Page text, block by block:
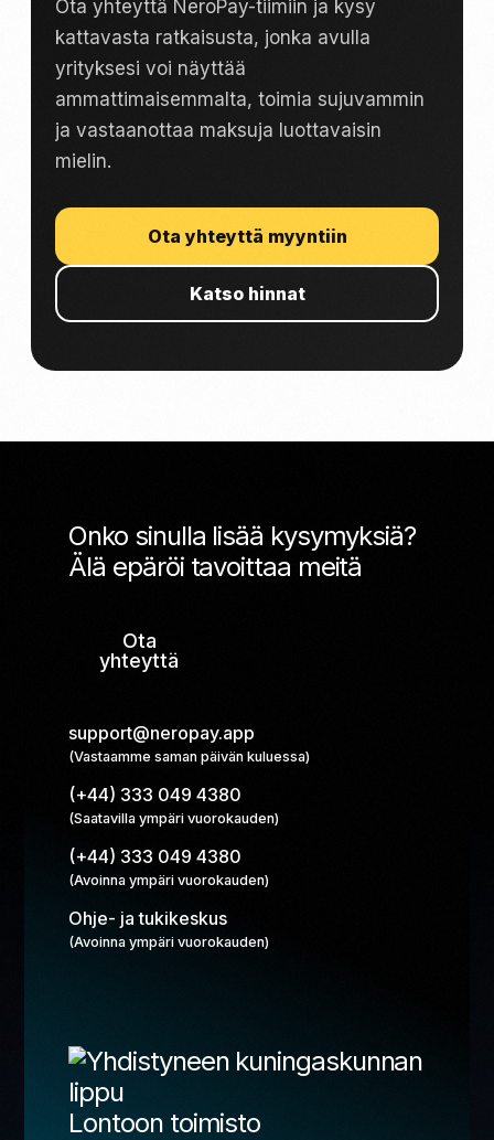
Ota yhteyttä NeroPay-tiimiin ja kysy
kattavasta ratkaisusta, jonka avulla
yrityksesi voi näyttää
ammattimaisemmalta, toimia sujuvammin
ja vastaanottaa maksuja luottavaisin
mielin.
Ota yhteyttä myyntiin
Katso hinnat
Onko sinulla lisää kysymyksiä?
Älä epäröi tavoittaa meitä
Ota
yhteyttä
support@neropay.app
(Vastaamme saman päivän kuluessa)
(+44) 333 049 4380
(Saatavilla ympäri vuorokauden)
(+44) 333 049 4380
(Avoinna ympäri vuorokauden)
Ohje- ja tukikeskus
(Avoinna ympäri vuorokauden)
Lontoon toimisto